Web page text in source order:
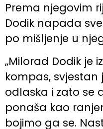
Prema njegovim
Dodik napada
po mišljenje u
„Milorad Dodik je
kompas, svjestan
odlaska i zato se
ponaša kao
bojimo ga se.